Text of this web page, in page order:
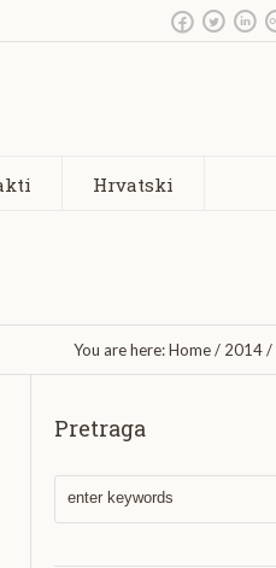
Hrvatski
You are here:Home/ 2014/
Pretraga